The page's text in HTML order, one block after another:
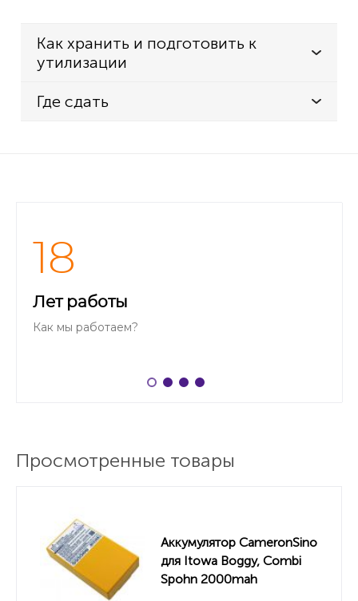
Как хранить и подготовить к
утилизации
Где сдать
18
Лет работы
Как мы работаем?
Просмотренные товары
Аккумулятор CameronSino
для Itowa Boggy, Combi
Spohn 2000mah